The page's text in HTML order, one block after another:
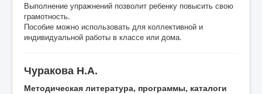
Выполнение упражнений позволит ребенку повысить свою
грамотность.
Пособие можно использовать для коллективной и
индивидуальной работы в классе или дома.
Чуракова Н.А.
Методическая литература, программы, каталоги